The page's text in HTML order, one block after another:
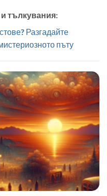
тълкувания:
Разгадайте
пъту